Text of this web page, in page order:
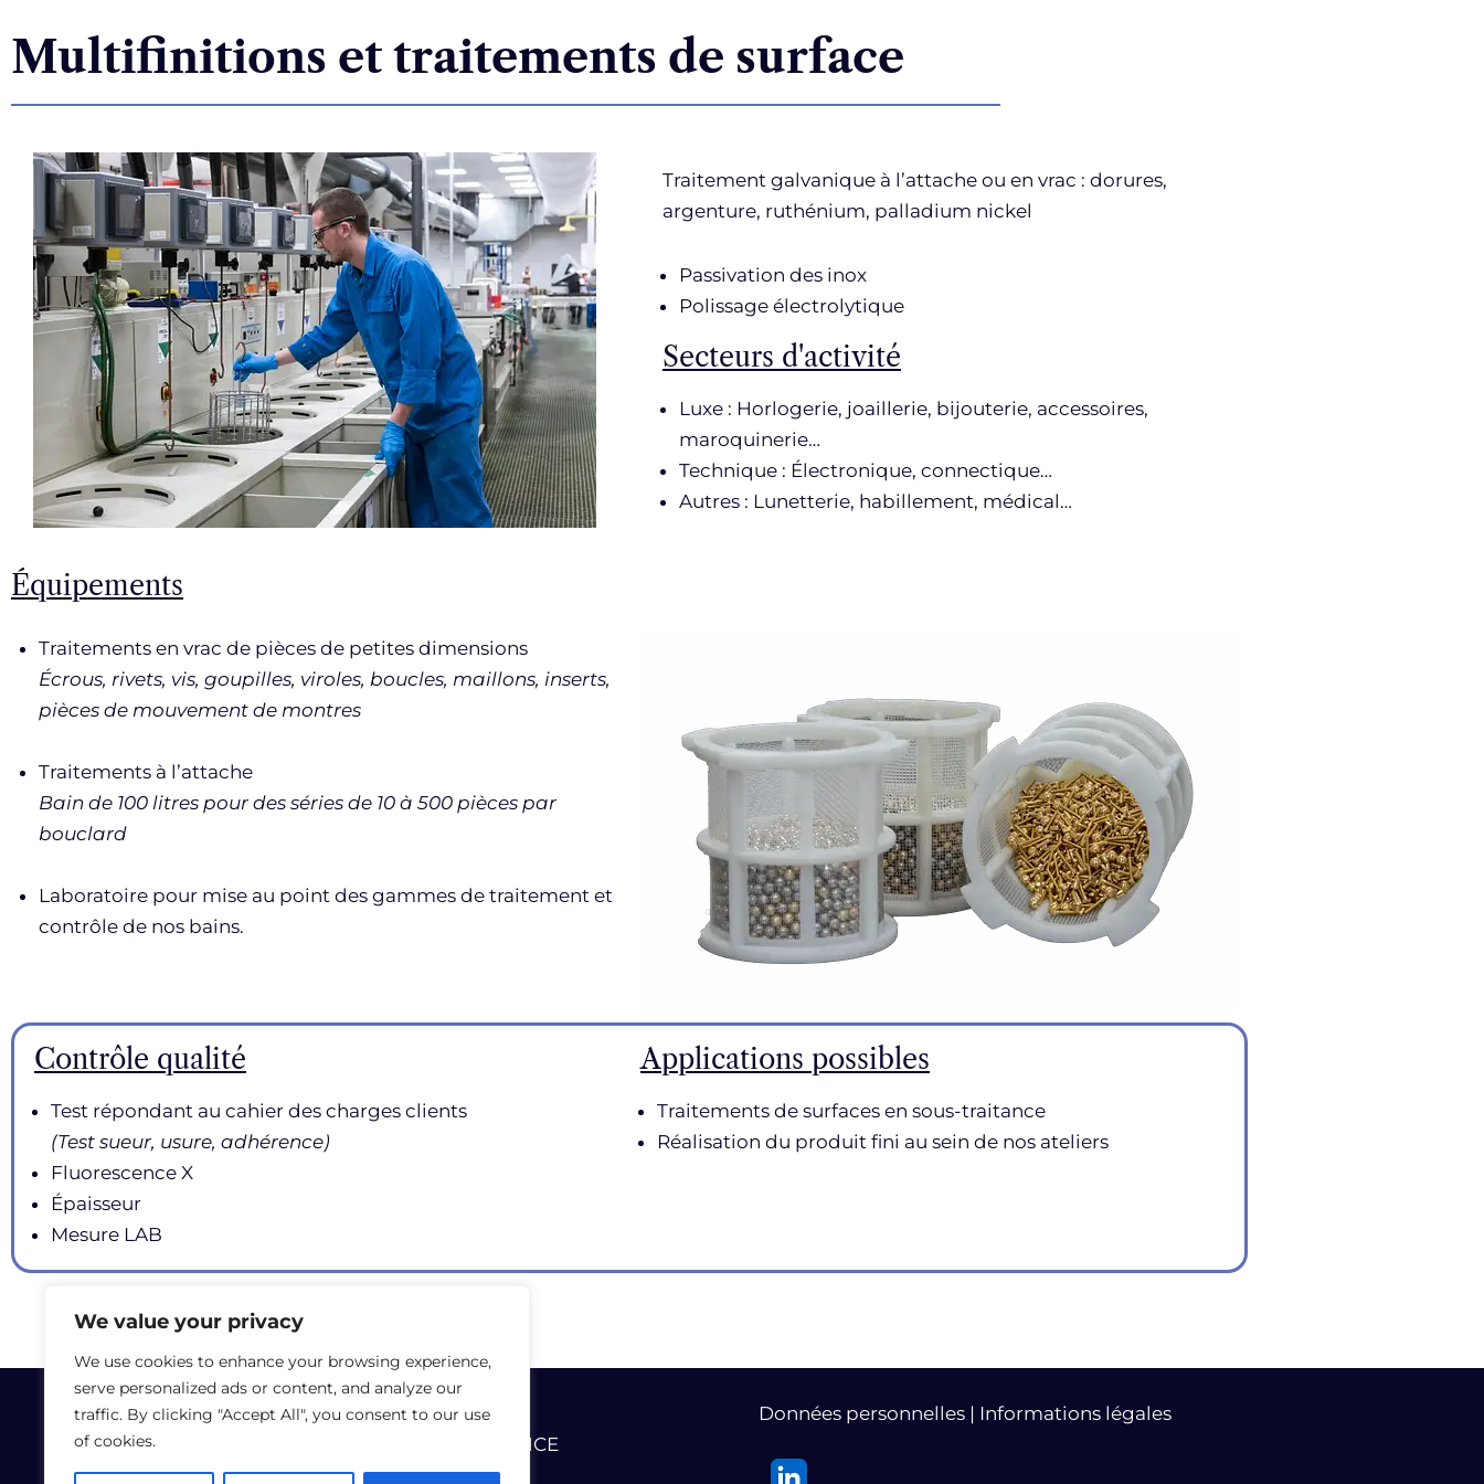
We value your privacy
We use cookies to enhance your browsing experience,
serve personalized ads or content, and analyze our
traffic. By clicking "Accept All", you consent to our use
of cookies.
Multifinitions et traitements de surface
Traitement galvanique à l’attache ou en vrac : dorures,
argenture, ruthénium, palladium nickel
Passivation des inox
Polissage électrolytique
Secteurs d'activité
Luxe : Horlogerie, joaillerie, bijouterie, accessoires,
maroquinerie…
Technique : Électronique, connectique…
Autres : Lunetterie, habillement, médical…
Équipements
Traitements en vrac de pièces de petites dimensions
Écrous, rivets, vis, goupilles, viroles, boucles, maillons, inserts,
pièces de mouvement de montres
Traitements à l’attache
Bain de 100 litres pour des séries de 10 à 500 pièces par
bouclard
Laboratoire pour mise au point des gammes de traitement et
contrôle de nos bains.
Contrôle qualité
Test répondant au cahier des charges clients
(Test sueur, usure, adhérence)
Fluorescence X
Épaisseur
Mesure LAB
Applications possibles
Traitements de surfaces en sous-traitance
Réalisation du produit fini au sein de nos ateliers
CHEVAL FRÈRES
12 Rue Lirenne - 25480 École-Valentin - FRANCE
Tél :+33 3 81 40 56 00
Données personnelles | Informations légales